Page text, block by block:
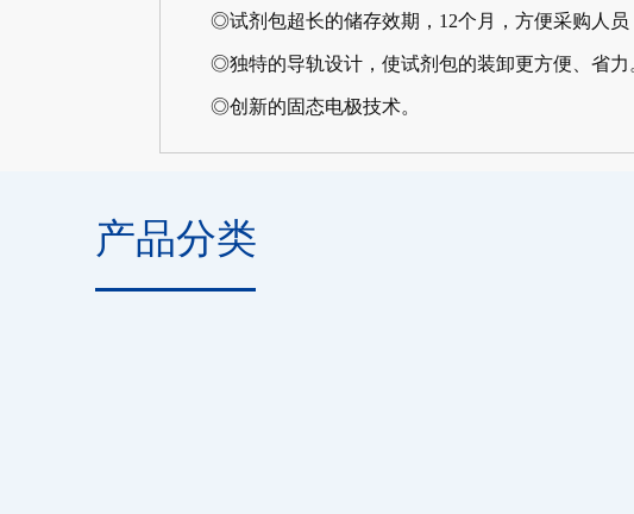
◎试剂包超长的储存效期，12个月，方便采购人员
◎独特的导轨设计，使试剂包的装卸更方便、省力
◎创新的固态电极技术。
产品分类